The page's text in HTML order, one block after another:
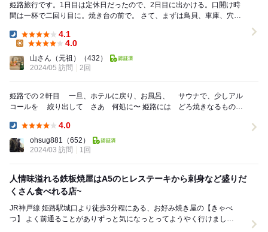
姫路旅行です。1日目は定休日だったので、2日目に出かける。口開け時
間は一杯で二回り目に。焼き台の前で。 さて、まずは鳥貝、車庫、穴
Dinner:
4.1
4.0
山さん（元祖）
（432）
2024/05 訪問
2回
姫路での２軒目 一旦、ホテルに戻り、お風呂、 サウナで、少しアル
コールを 絞り出して さあ 何処に〜 姫路には どろ焼きなるものが
4.0
ohsug881 （652）
2024/03 訪問
1回
人情味溢れる鉄板焼屋はA5のヒレステーキから刺身など盛りだ
くさん食べれる店~
JR神戸線 姫路駅城口より徒歩3分程にある、お好み焼き屋の【きゃべ
つ】 よく前通ることがありずっと気になっとってようやく行けまし